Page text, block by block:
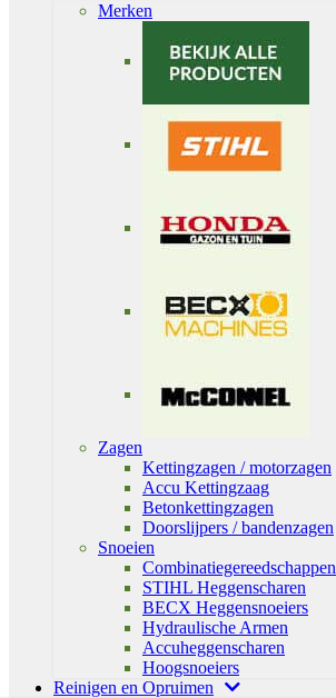
Merken
Zagen
Kettingzagen / motorzagen
Accu Kettingzaag
Betonkettingzagen
Doorslijpers / bandenzagen
Snoeien
Combinatiegereedschappen
STIHL Heggenscharen
BECX Heggensnoeiers
Hydraulische Armen
Accuheggenscharen
Hoogsnoeiers
Reinigen en Opruimen